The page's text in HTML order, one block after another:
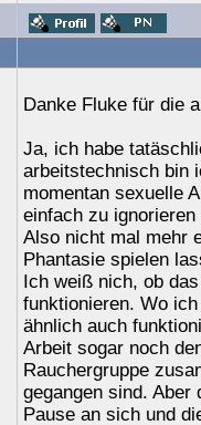
Danke Fluke für die
Ja, ich habe
arbeitstechnisch bin
momentan sexuelle
einfach zu
Also nicht mal mehr
Phantasie spielen
Ich weiß nich, ob
funktionieren. Wo
ähnlich auch
Arbeit sogar noch
Rauchergruppe
gegangen sind. Aber
Pause an sich und